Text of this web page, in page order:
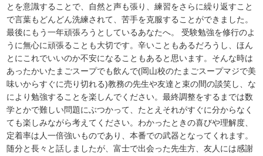
とを意識することで、自然と声も張り、練習をさらに繰り返すこと
で言葉もどんどん洗練されて、苦手を克服することができました。
最後にもう一年頑張ろうとしているあなたへ。 受験勉強を修行のよ
うに無心に頑張ることも大切です。辛いこともあるだろうし、ほん
とにこれでいいのか不安になることもあると思います。そんな時は
あったかいたまごスープでも飲んで(岡山校のたまごスープマジで美
味いからすぐに売り切れる)教務の先生や友達と束の間の談笑し、な
により勉強することを楽しんでください。最終調整をするまでは数
学とかで難しい問題にぶつかって、たとえそれがすぐに分からなく
ても楽しみながら考えてください。わかったときの喜びや理解度、
定着率は人一倍強いものであり、本番での武器となってくれます。
随分と長々と話しましたが、富士で出会った先生方、友人には感謝